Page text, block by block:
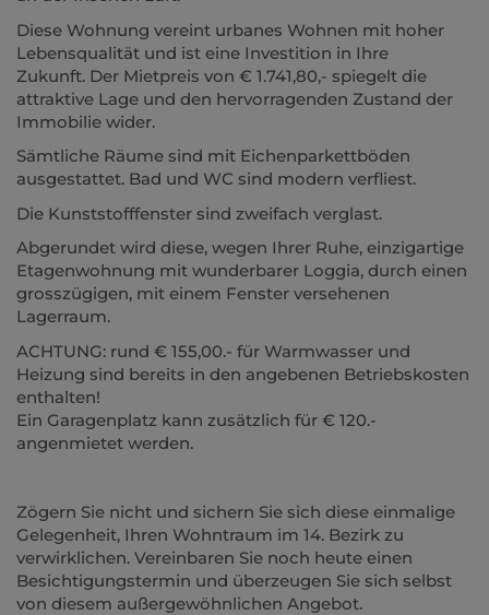
Diese Wohnung vereint urbanes Wohnen mit hoher
Lebensqualität und ist eine Investition in Ihre
Zukunft. Der Mietpreis von € 1.741,80,- spiegelt die
attraktive Lage und den hervorragenden Zustand der
Immobilie wider.
Sämtliche Räume sind mit Eichenparkettböden
ausgestattet. Bad und WC sind modern verfliest.
Die Kunststofffenster sind zweifach verglast.
Abgerundet wird diese, wegen Ihrer Ruhe, einzigartige
Etagenwohnung mit wunderbarer Loggia, durch einen
grosszügigen, mit einem Fenster versehenen
Lagerraum.
ACHTUNG: rund € 155,00.- für Warmwasser und
Heizung sind bereits in den angebenen Betriebskosten
enthalten!
Ein Garagenplatz kann zusätzlich für € 120.-
angenmietet werden.
Zögern Sie nicht und sichern Sie sich diese einmalige
Gelegenheit, Ihren Wohntraum im 14. Bezirk zu
verwirklichen. Vereinbaren Sie noch heute einen
Besichtigungstermin und überzeugen Sie sich selbst
von diesem außergewöhnlichen Angebot.